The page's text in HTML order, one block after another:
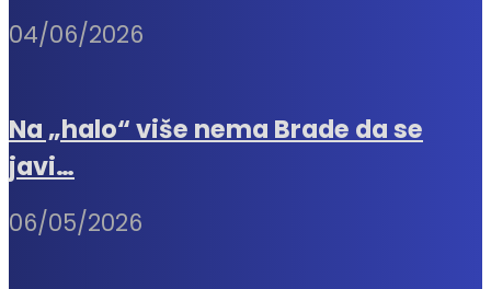
04/06/2026
Na „halo“ više nema Brade da se
javi…
06/05/2026